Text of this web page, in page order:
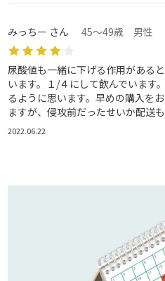
みっちー さん 45～49歳 男性
尿酸値も一緒に下げる作用がある
います。１/４にして飲んでいます
るように思います。早めの購入を
ますが、侵攻前だったせいか配送も
2022.06.22